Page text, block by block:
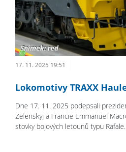
17. 11. 2025 19:51
Lokomotivy TRAXX
Dne 17. 11. 2025 podepsali
Zelenskyj a Francie Emmanuel
stovky bojových letounů typu Rafale.